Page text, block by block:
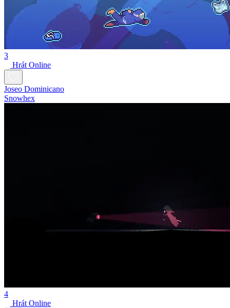
3
Hrát Online
Joseo Dominicano
Snowhex
4
Hrát Online